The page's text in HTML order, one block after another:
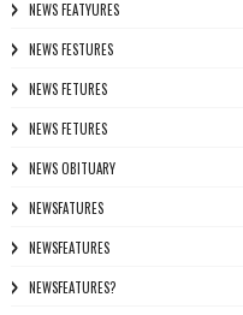
NEWS FEATYURES
NEWS FESTURES
NEWS FETURES
NEWS FETURES
NEWS OBITUARY
NEWSFATURES
NEWSFEATURES
NEWSFEATURES?